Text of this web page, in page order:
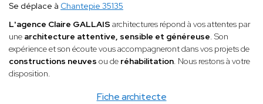
Fiche architecte
Se déplace à Chantepie 35135
L'agence Claire GALLAIS architectures répond à vos attentes par
une architecture attentive, sensible et généreuse. Son
expérience et son écoute vous accompagneront dans vos projets de
constructions neuves ou de réhabilitation. Nous restons à votre
disposition.